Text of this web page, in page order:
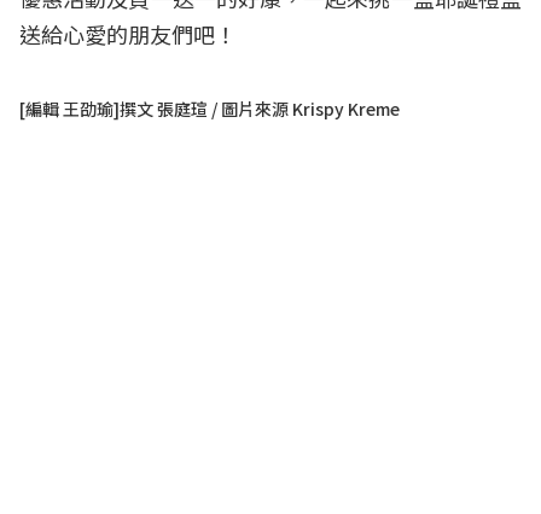
送給心愛的朋友們吧！
[編輯 王劭瑜]撰文 張庭瑄 / 圖片來源 Krispy Kreme